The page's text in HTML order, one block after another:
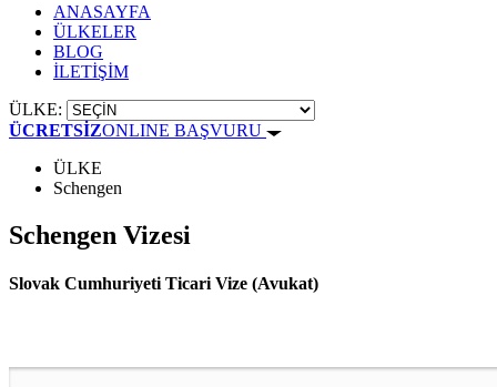
ANASAYFA
ÜLKELER
BLOG
İLETİŞİM
ÜLKE:
ÜCRETSİZONLINE BAŞVURU
ÜLKE
Schengen
Schengen Vizesi
Slovak Cumhuriyeti Ticari Vize (Avukat)